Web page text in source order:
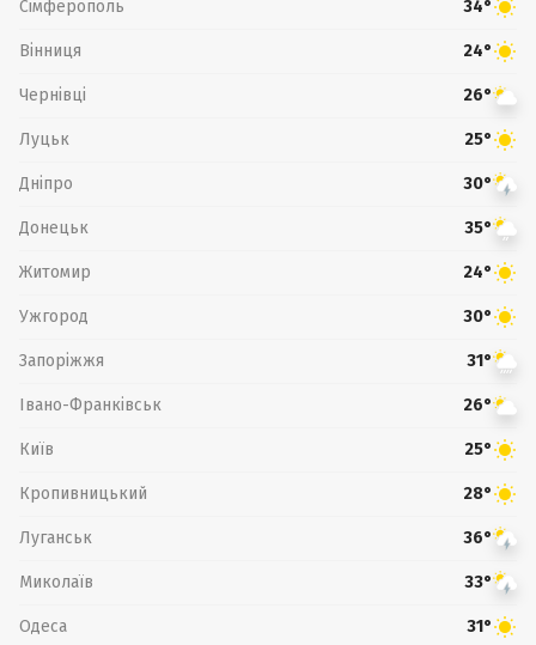
Сімферополь 34°
Вінниця 24°
Чернівці 26°
Луцьк 25°
Дніпро 30°
Донецьк 35°
Житомир 24°
Ужгород 30°
Запоріжжя 31°
Івано-Франківськ 26°
Київ 25°
Кропивницький 28°
Луганськ 36°
Миколаїв 33°
Одеса 31°